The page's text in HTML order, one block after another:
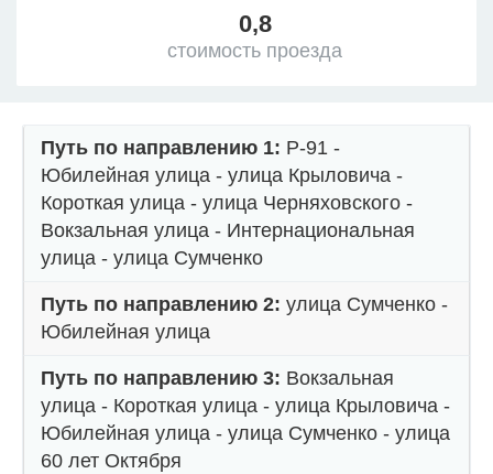
0,8
стоимость проезда
Путь по направлению 1: Р-91 -
Юбилейная улица - улица Крыловича -
Короткая улица - улица Черняховского -
Вокзальная улица - Интернациональная
улица - улица Сумченко
Путь по направлению 2: улица Сумченко -
Юбилейная улица
Путь по направлению 3: Вокзальная
улица - Короткая улица - улица Крыловича -
Юбилейная улица - улица Сумченко - улица
60 лет Октября